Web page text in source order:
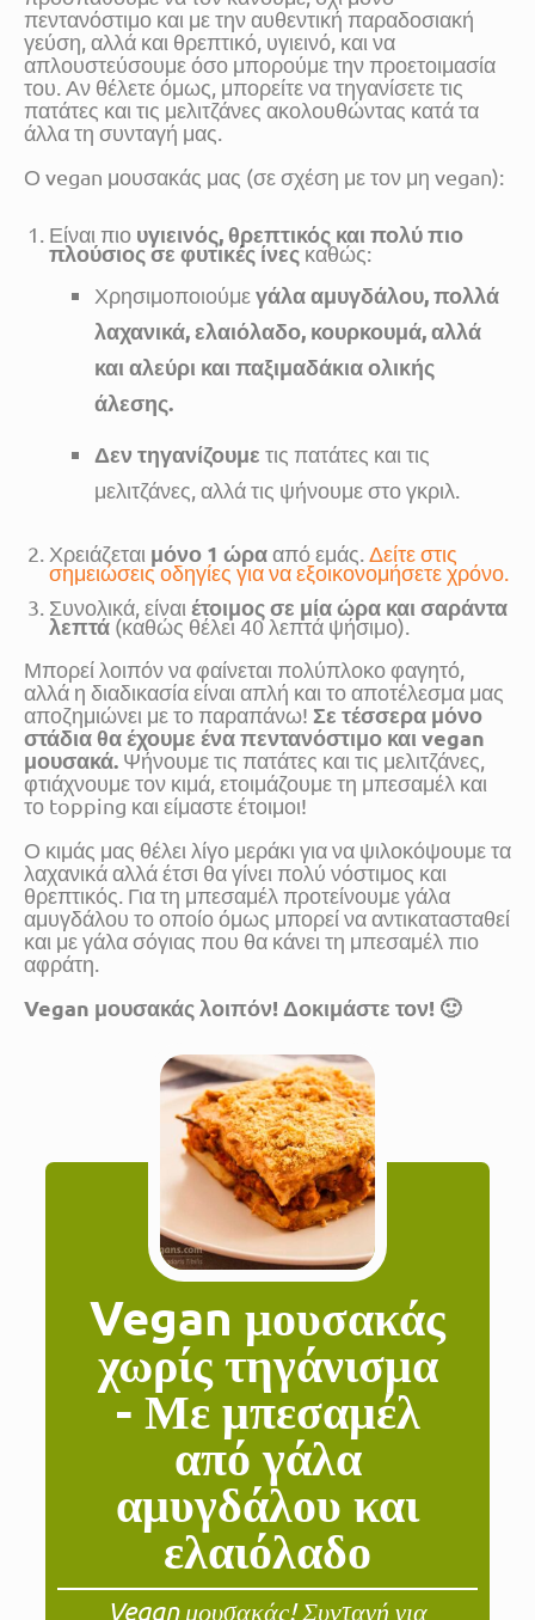
πεντανόστιμο και με την αυθεντική παραδοσιακή
γεύση, αλλά και θρεπτικό, υγιεινό, και να
απλουστεύσουμε όσο μπορούμε την προετοιμασία
του. Αν θέλετε όμως, μπορείτε να τηγανίσετε τις
πατάτες και τις μελιτζάνες ακολουθώντας κατά τα
άλλα τη συνταγή μας.
Ο vegan μουσακάς μας (σε σχέση με τον μη vegan):
Είναι πιο υγιεινός, θρεπτικός και πολύ πιο
πλούσιος σε φυτικές ίνεςκαθώς:
Χρησιμοποιούμεγάλα αμυγδάλου, πολλά
λαχανικά, ελαιόλαδο, κουρκουμά, αλλά
και αλεύρι και παξιμαδάκια ολικής
άλεσης.
Δεν τηγανίζουμε τις πατάτες και τις
μελιτζάνες, αλλά τις ψήνουμε στο γκριλ.
Χρειάζεται μόνο 1 ώρααπό εμάς.Δείτε στις
σημειώσεις οδηγίες για να εξοικονομήσετε χρόνο.
Συνολικά, είναι έτοιμος σε μία ώρα και σαράντα
λεπτά(καθώς θέλει 40 λεπτά ψήσιμο).
Μπορεί λοιπόν να φαίνεται πολύπλοκο φαγητό,
αλλά η διαδικασία είναι απλή και το αποτέλεσμα μας
αποζημιώνει με το παραπάνω! Σε τέσσερα μόνο
στάδια θα έχουμε ένα πεντανόστιμο και vegan
μουσακά. Ψήνουμε τις πατάτες και τις μελιτζάνες,
φτιάχνουμε τον κιμά, ετοιμάζουμε τη μπεσαμέλ και
το topping και είμαστε έτοιμοι!
Ο κιμάς μας θέλει λίγο μεράκι για να ψιλοκόψουμε τα
λαχανικά αλλά έτσι θα γίνει πολύ νόστιμος και
θρεπτικός. Για τη μπεσαμέλ προτείνουμε γάλα
αμυγδάλου το οποίο όμως μπορεί να αντικατασταθεί
και με γάλα σόγιας που θα κάνει τη μπεσαμέλ πιο
αφράτη.
Vegan μουσακάς λοιπόν! Δοκιμάστε τον! 🙂
Vegan μουσακάς
χωρίς τηγάνισμα
- Με μπεσαμέλ
από γάλα
αμυγδάλου και
ελαιόλαδο
Vegan μουσακάς! Συνταγή για